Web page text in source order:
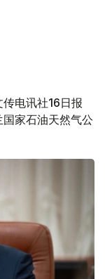
电讯社16日报
家石油天然气公